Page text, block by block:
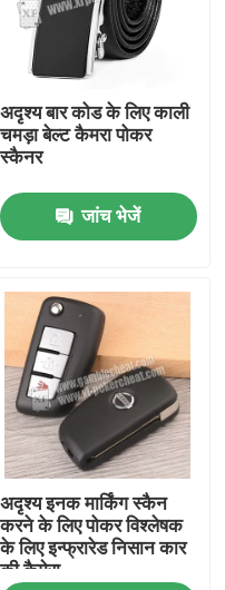
अदृश्य बार कोड के लिए काली
चमड़ा बेल्ट कैमरा पोकर
स्कैनर
जांच भेजें
अदृश्य इनक मार्किंग स्कैन
करने के लिए पोकर विश्लेषक
के लिए इन्फ्रारेड निसान कार
की कैमेरा